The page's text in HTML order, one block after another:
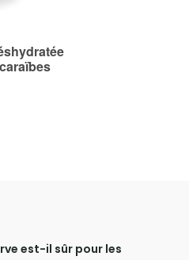
est-il sûr pour les